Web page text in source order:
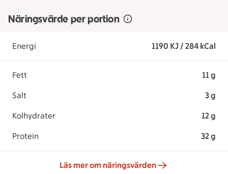
Näringsvärde per portion
Energi 1190 KJ / 284 kCal
Fett 11 g
Salt 3 g
Kolhydrater 12 g
Protein 32 g
Läs mer om näringsvärden